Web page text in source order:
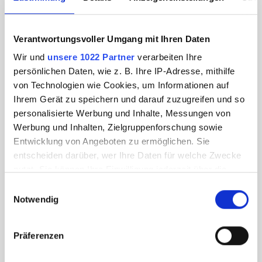
Verantwortungsvoller Umgang mit Ihren Daten
Wir und unsere 1022 Partner verarbeiten Ihre
persönlichen Daten, wie z. B. Ihre IP-Adresse, mithilfe
von Technologien wie Cookies, um Informationen auf
Ihrem Gerät zu speichern und darauf zuzugreifen und so
personalisierte Werbung und Inhalte, Messungen von
Werbung und Inhalten, Zielgruppenforschung sowie
Entwicklung von Angeboten zu ermöglichen. Sie
entscheiden darüber, wer Ihre Daten für welche Zwecke
Trigger Symbol ändern oder widerrufen
Informationen über Ihre geografische Lage
Notwendig
Präferenzen